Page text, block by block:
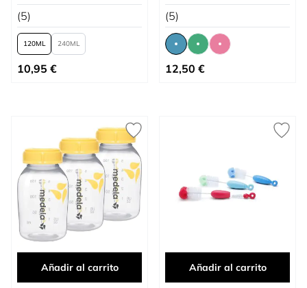
(5)
120 240
Tan bajo como
10,95 €
(5)
Tan bajo como
12,50 €
Añadir al carrito Añadir al carrito